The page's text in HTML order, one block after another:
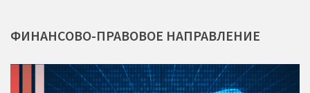
ФИНАНСОВО-ПРАВОВОЕ НАПРАВЛЕНИЕ